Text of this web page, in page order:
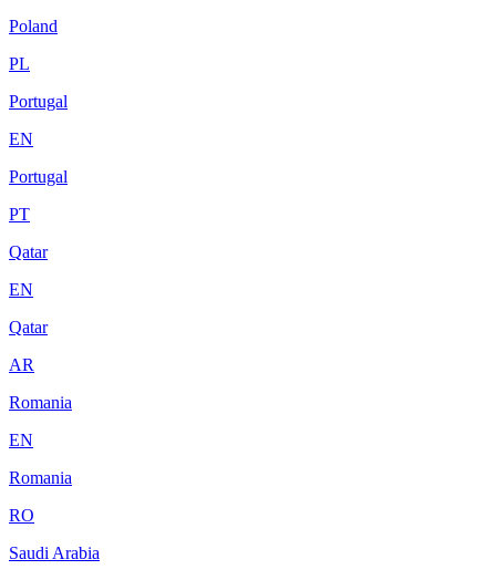
Poland
PL
Portugal
EN
Portugal
PT
Qatar
EN
Qatar
AR
Romania
EN
Romania
RO
Saudi Arabia